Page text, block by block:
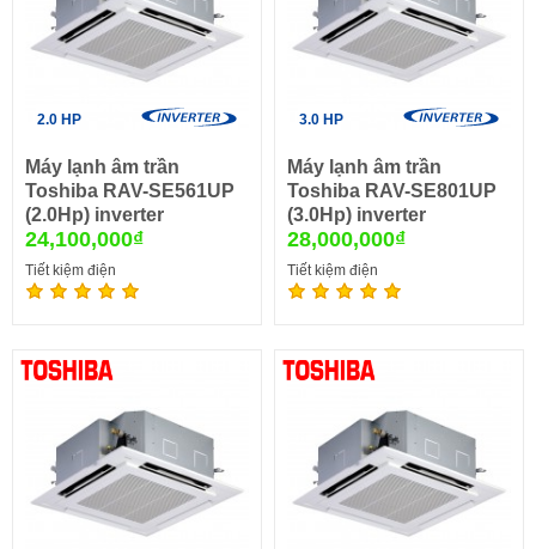
2.0 HP
Máy lạnh âm trần
Toshiba RAV-SE561UP
(2.0Hp) inverter
24,100,000₫
Tiết kiệm điện
3.0 HP
Máy lạnh âm trần
Toshiba RAV-SE801UP
(3.0Hp) inverter
28,000,000₫
Tiết kiệm điện